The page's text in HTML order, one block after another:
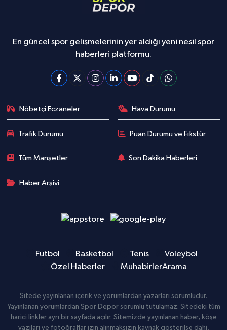
En güncel spor gelişmelerinin yer aldığı yeni nesil spor
haberleri platformu.
Nöbetçi Eczaneler Hava Durumu
Trafik Durumu Puan Durumu ve Fikstür
Tüm Manşetler Son Dakika Haberleri
Haber Arşivi
Futbol Basketbol Tenis
Voleybol
Özel Haberler
MuhabirlerArama
Sitede yayınlanan içerik ve yorumlardan yazarları sorumludur.
Yayınlanan yorumlardan Spor Depor sorumlu tutulamaz. Sitedeki tüm
harici linkler ayrı bir sayfada açılır. Sitemizde yayınlanan haber, köşe
yazıları ve fotoğraflar izin alınmaksızın kaynak gösterilse dahi,